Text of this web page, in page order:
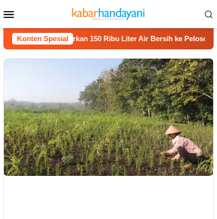
ke
kontenMobile
Konten Spesial
Dhuafa Salurkan 150 Ribu Liter Air Bersih ke Pelosok